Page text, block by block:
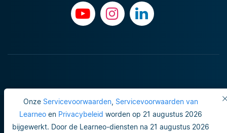
Onze Servicevoorwaarden, Servicevoorwaarden van
Learneoen Privacybeleid worden op 21 augustus 2026
bijgewerkt. Door de Learneo-diensten na 21 augustus 2026